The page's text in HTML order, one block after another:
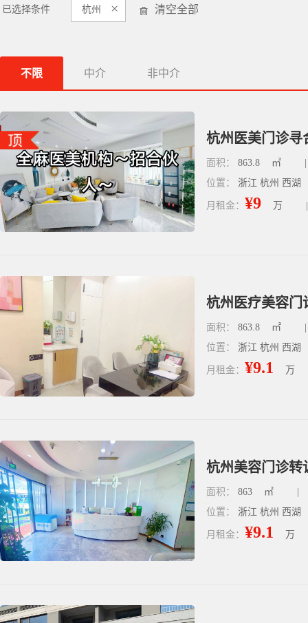
已选择条件 杭州 × 清空全部
不限 中介 非中介
面积： 863.8 ㎡
位置： 浙江 杭州 西湖
月租金： ¥9 万
杭州医疗美容门
面积： 863.8 ㎡
位置： 浙江 杭州 西湖
月租金： ¥9.1 万
面积： 863 ㎡
位置： 浙江 杭州 西湖
月租金： ¥9.1 万